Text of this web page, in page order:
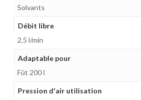
Solvants
Débit libre
2,5 l/min
Adaptable pour
Fût 200 l
Pression d'air utilisation